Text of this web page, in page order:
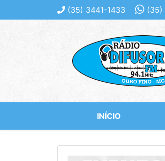
(35) 3441-1433 (35)
INÍCIO